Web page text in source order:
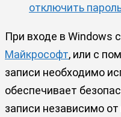
отключить
При входе в Windows с
Майкрософт, или с
записи необходимо
обеспечивает
записи независимо